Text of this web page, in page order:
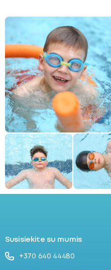
Susisiekite su mumis
+370 640 44480